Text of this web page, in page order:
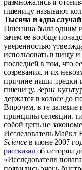
размножались и
пшеницу называют
Тысяча и одна
Пшеница была одним
зачем ее вообще
уверенностью
использовать в пищу
последней в том, что
созревания, и их
причине наши предки
пшеницу. Зерна
держатся в колосе до
Впрочем, в те далекие
принципы селекции,
собой цепь не
Исследователь Майкл
Science в июне 2007
рассказал об истории
«Исследователи
появились очень